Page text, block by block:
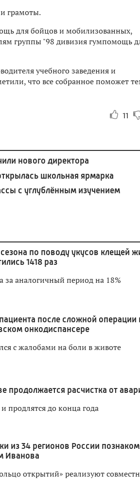
грамоты.
для бойцов и мобилизованных,
группы "98 дивизия гумпомощь
учебного заведения и
что все собранное поможет
11
нового директора
школьная ярмарка
с углублённым изучением
по поводу укусов клещей
1418 раз
за аналогичный период на 18%
после сложной операции
онкодиспансере
с жалобами на боли в животе
продолжается расчистка от
продлятся до конца года
из 34 регионов России
Иванова
открытий» реализуют